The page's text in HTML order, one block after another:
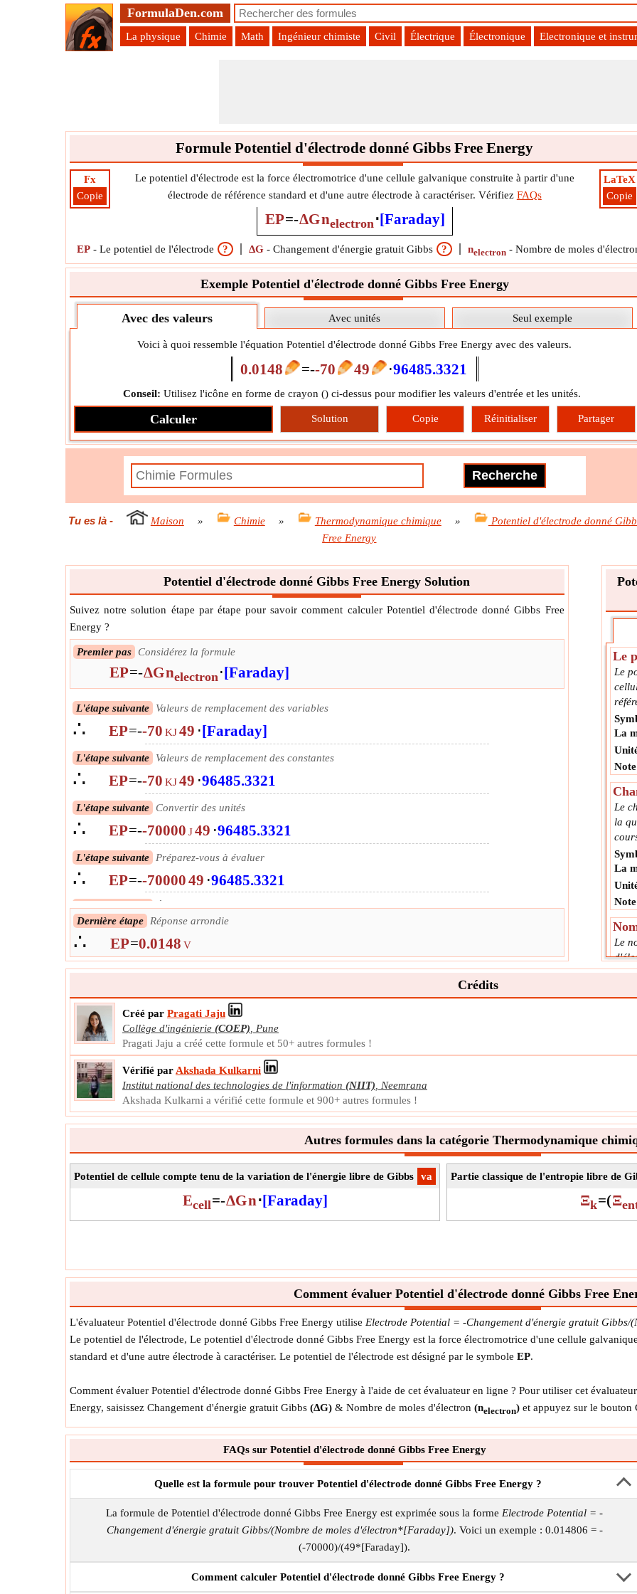
FormulaDen.com
La physique Chimie Math Ingénieur chimiste Civil Électrique Électronique Electronique et
Formule Potentiel d'électrode donné Gibbs Free Energy
Fx
Copie
LaTeX
Copie
Le potentiel d'électrode est la force électromotrice d'une cellule galvanique construite à partir d'une
électrode de référence standard et d'une autre électrode à caractériser. Vérifiez FAQs
EP=-ΔGnelectron⋅[Faraday]
EP - Le potentiel de l'électrode ? ΔG - Changement d'énergie gratuit Gibbs ? nelectron - Nombre de moles
Exemple Potentiel d'électrode donné Gibbs Free Energy
Avec des valeurs Avec unités Seul exemple
Voici à quoi ressemble l'équation Potentiel d'électrode donné Gibbs Free Energy avec des valeurs.
0.0148 =--70 49 ⋅96485.3321
Conseil: Utilisez l'icône en forme de crayon () ci-dessus pour modifier les valeurs d'entrée et les unités.
Calculer Solution Copie Réinitialiser Partager
Tu es là- Maison » Chimie » Thermodynamique chimique »
Potentiel d'électrode donné
Free Energy
Potentiel d'électrode donné Gibbs Free Energy Solution
Suivez notre solution étape par étape pour savoir comment calculer Potentiel d'électrode donné Gibbs Free
Energy ?
Premier pas Considérez la formule
EP=-ΔGnelectron⋅[Faraday]
L'étape suivante Valeurs de remplacement des variables
∴ EP=--70 KJ49 ⋅[Faraday]
L'étape suivante Valeurs de remplacement des constantes
∴ EP=--70 KJ49 ⋅96485.3321
L'étape suivante Convertir des unités
∴ EP=--70000 J49 ⋅96485.3321
L'étape suivante Préparez-vous à évaluer
∴ EP=--7000049 ⋅96485.3321
L'étape suivante Évaluer
∴ EP=0.0148060995094539
Dernière étape Réponse arrondie
∴ EP=0.0148 V
Le
Le
La
Le
la
La
Le
Crédits
Créé par Pragati Jaju
Collège d'ingénierie (COEP)
Pune
Pragati Jaju a créé cette formule et 50+ autres formules !
Vérifié par Akshada Kulkarni
Institut national des technologies de l'information (NIIT)
Neemrana
Akshada Kulkarni a vérifié cette formule et 900+ autres formules !
Autres formules dans la catégorie Thermodynamique
​va
Potentiel de cellule compte tenu de la variation de l'énergie libre de Gibbs
Ecell=-ΔGn⋅[Faraday]
Partie classique de l'entropie libre de
Ξk=(Ξ
Comment évaluer Potentiel d'électrode donné Gibbs Free
L'évaluateur Potentiel d'électrode donné Gibbs Free Energy utilise Electrode Potential = -Changement d'énergie gratuit
Le potentiel de l'électrode, Le potentiel d'électrode donné Gibbs Free Energy est la force électromotrice d'une cellule
standard et d'une autre électrode à caractériser. Le potentiel de l'électrode est désigné par le symbole EP.
Comment évaluer Potentiel d'électrode donné Gibbs Free Energy à l'aide de cet évaluateur en ligne ? Pour utiliser cet
Energy, saisissez Changement d'énergie gratuit Gibbs (ΔG) & Nombre de moles d'électron (nelectron) et appuyez sur le bouton
FAQs sur Potentiel d'électrode donné Gibbs Free Energy
Quelle est la formule pour trouver Potentiel d'électrode donné Gibbs Free Energy ?
La formule de Potentiel d'électrode donné Gibbs Free Energy est exprimée sous la formeElectrode Potential = -
Changement d'énergie gratuit Gibbs/(Nombre de moles d'électron*[Faraday]). Voici un exemple : 0.014806 = -
(-70000)/(49*[Faraday]).
Comment calculer Potentiel d'électrode donné Gibbs Free Energy ?